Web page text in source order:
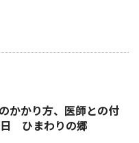
かかり方、医師との付
ひまわりの郷